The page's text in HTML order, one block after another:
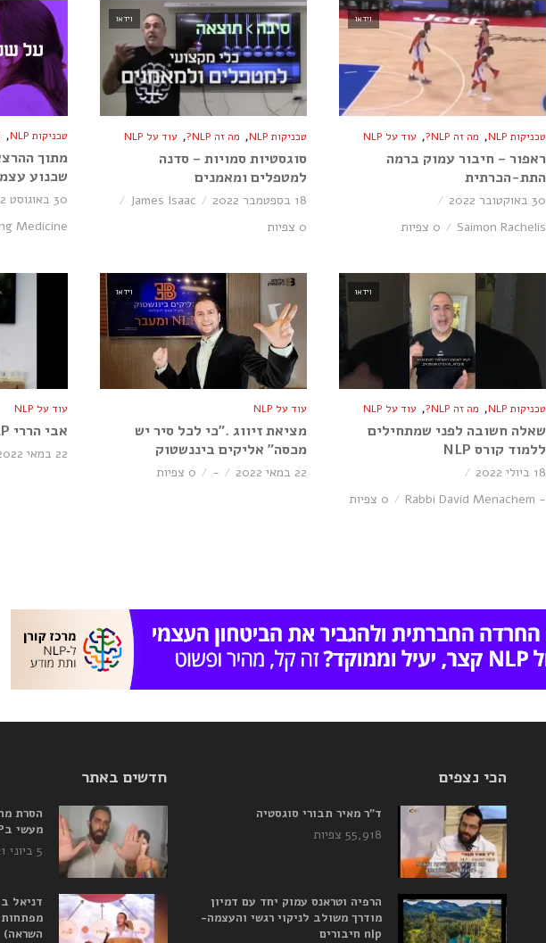
וידאו
טכניקות NLP , מה זה NLP? , עוד על NLP
ראפור – חיבור עמוק ברמה
התת-הכרתית
30 באוקטובר 2022
Saimon Rachelis
0 צפיות
וידאו
טכניקות NLP , מה זה NLP? , עוד על NLP
סוגסטיות סמויות – סדנה
למטפלים ומאמנים
18 בספטמבר 2022
James Isaac
0 צפיות
טכניקות NLP ,
מתוך
שכנוע
30 באוגוסט 2022
Medicine
וידאו
טכניקות NLP , מה זה NLP? , עוד על NLP
שאלה חשובה לפני שמתחילים
ללמוד קורס NLP
18 ביולי 2022
- Rabbi David Menachem
0 צפיות
וידאו
עוד על NLP
מציאת זיווג .”כי לכל סיר יש
מכסה” אליקים ביננשטוק
22 במאי 2022 - 0 צפיות
עוד על NLP
אבי הררי NLP
22 במאי 2022
הכי נצפים
ד”ר מאיר תבורי סוגסטיה
55,918 צפיות
הרפיה וטראנס עמוק יחד עם דמיון
מודרך משולב לניקוי רגשי והעצמה-
nlp חיבורים
חדשים באתר
הסרת
מעשי בNLP
5 ביוני 2021
דניאל
השראה)